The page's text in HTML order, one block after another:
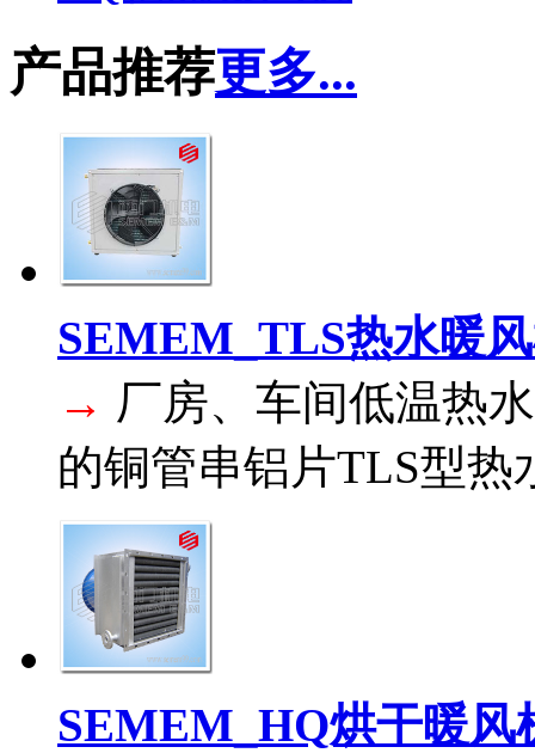
产品推荐更多...
SEMEM_TLS热水暖
→ 厂房、车间低温热
的铜管串铝片TLS型热
SEMEM_HQ烘干暖风